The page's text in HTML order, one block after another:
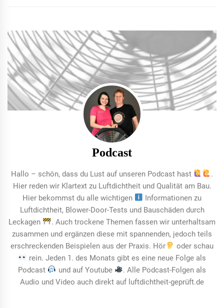
Podcast
Hallo – schön, dass du Lust auf unseren Podcast hast
.
Hier reden wir Klartext zu Luftdichtheit und Qualität am Bau.
Hier bekommst du alle wichtigen
Informationen zu
Luftdichtheit, Blower-Door-Tests und Bauschäden durch
Leckagen
. Auch trockene Themen fassen wir unterhaltsam
zusammen und ergänzen diese mit spannenden, jedoch teils
erschreckenden Beispielen aus der Praxis. Hör
oder schau
rein. Jeden 1. des Monats gibt es eine neue Folge als
Podcast
und auf Youtube
. Alle Podcast-Folgen als
Audio und Video auch direkt auf luftdichtheit-geprüft.de